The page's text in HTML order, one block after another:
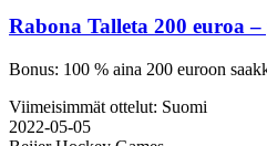
Rabona Talleta 200 euroa
Bonus: 100 % aina 200 euroon
Viimeisimmät ottelut: Suomi
2022-05-05